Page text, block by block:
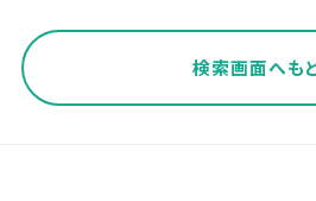
検索画面へも